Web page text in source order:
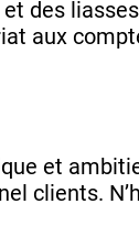
des
aux
et
clients.